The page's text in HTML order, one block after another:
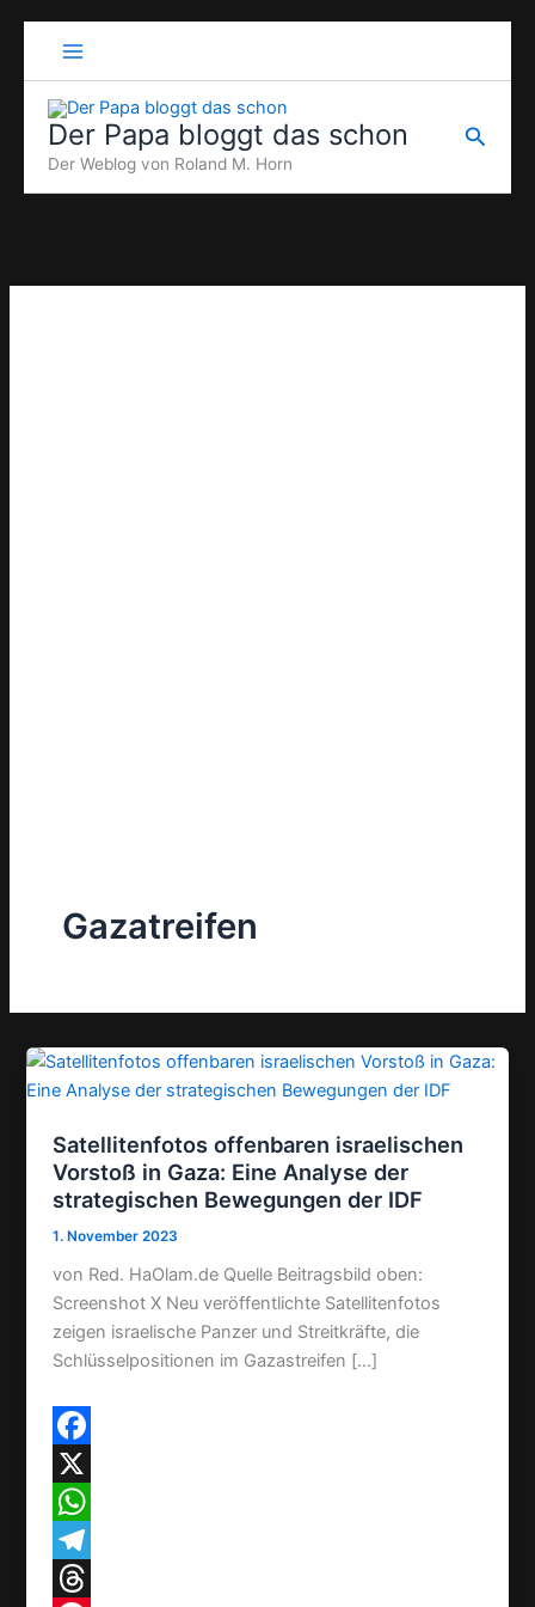
Der Papa bloggt das schon
Der Weblog von Roland M. Horn
Gazatreifen
Satellitenfotos offenbaren israelischen
Vorstoß in Gaza: Eine Analyse der
strategischen Bewegungen der IDF
1. November 2023
von Red. HaOlam.de Quelle Beitragsbild oben:
Screenshot X Neu veröffentlichte Satellitenfotos
zeigen israelische Panzer und Streitkräfte, die
Schlüsselpositionen im Gazastreifen […]
F
a
c
e
X
W
hT